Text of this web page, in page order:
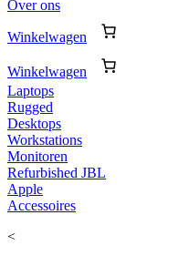
Over ons
Winkelwagen
Winkelwagen
Laptops
Rugged
Desktops
Workstations
Monitoren
Refurbished JBL
Apple
Accessoires
<